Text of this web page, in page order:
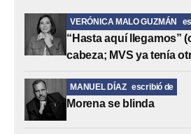
VERÓNICA MALO GUZMÁN
“Hasta aquí llegamos”
cabeza; MVS ya tenía
MANUEL DÍAZ escribió de
Morena se blinda